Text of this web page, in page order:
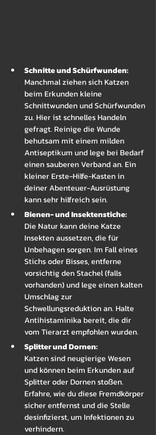
Schnitte und Schürfwunden:
Manchmal ziehen sich Katzen
beim Erkunden kleine
Schnittwunden und Schürfwunden
zu. Hier ist schnelles Handeln
gefragt. Reinige die Wunde
behutsam mit einem milden
Antiseptikum und lege bei Bedarf
einen sauberen Verband an. Ein
kleiner Erste-Hilfe-Kasten in
deiner Abenteuer-Ausrüstung
kann sehr hilfreich sein.
Bienen- und Insektenstiche:
Die Natur kann deine Katze
Insekten aussetzen, die für
Unbehagen sorgen. Im Fall eines
Stichs oder Bisses, entferne
vorsichtig den Stachel (falls
vorhanden) und lege einen kalten
Umschlag zur
Schwellungsreduktion an. Halte
Antihistaminika bereit, die dir
vom Tierarzt empfohlen wurden.
Splitter und Dornen:
Katzen sind neugierige Wesen
und können beim Erkunden auf
Splitter oder Dornen stoßen.
Erfahre, wie du diese Fremdkörper
sicher entfernst und die Stelle
desinfizierst, um Infektionen zu
verhindern.